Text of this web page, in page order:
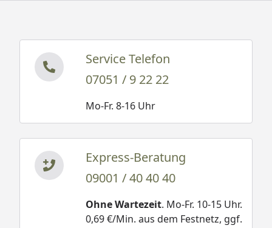
Service Telefon
07051 / 9 22 22
Mo-Fr. 8-16 Uhr
Express-Beratung
09001 / 40 40 40
Ohne Wartezeit. Mo-Fr. 10-15 Uhr.
0,69 €/Min. aus dem Festnetz, ggf.